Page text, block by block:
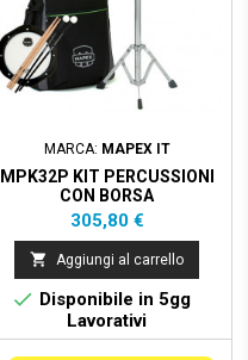
MARCA: MAPEX IT
MPK32P KIT PERCUSSIONI
CON BORSA
Prezzo
305,80 €
 Aggiungi al carrello
 Disponibile in 5gg
Lavorativi